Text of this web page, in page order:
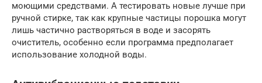
моющими средствами. А тестировать новые лучше при
ручной стирке, так как крупные частицы порошка могут
лишь частично растворяться в воде и засорять
очиститель, особенно если программа предполагает
использование холодной воды.